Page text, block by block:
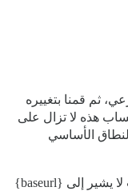
ثم قمنا بتغييره
هذه لا تزال على
الأساسي
لقد قمت بتغيير البريد الإلكتروني يدويًا بحيث لا يشير إلى {baseurl}